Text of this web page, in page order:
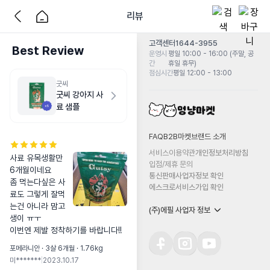
리뷰
Best Review
굿씨
굿씨 강아지 사
료 샘플
사료 유목생활만
6개월이네요
좀 먹는다싶은 사
료도 그렇게 잘먹
는건 아니라 맘고
생이 ㅠㅜ
이번엔 제발 정착하기를 바랍니다!!
포메라니안 · 3살 6개월 · 1.76kg
미******* 2023.10.17
고객센터1644-3955
운영시
간
평일 10:00 - 16:00 (주말, 공
휴일 휴무)
점심시간평일 12:00 - 13:00
FAQB2B마켓 브랜드 소개
서비스이용약관개인정보처리방침
입점/제휴 문의
통신판매사업자정보 확인
에스크로서비스가입 확인
(주)에필 사업자 정보